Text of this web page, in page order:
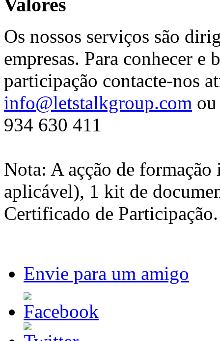
Valores
Os nossos serviços são
empresas. Para conhecer e
participação contacte-nos
info@letstalkgroup.com
934 630 411
Nota: A açção de
aplicável), 1 kit de
Certificado de Participação.
Envie para um amigo